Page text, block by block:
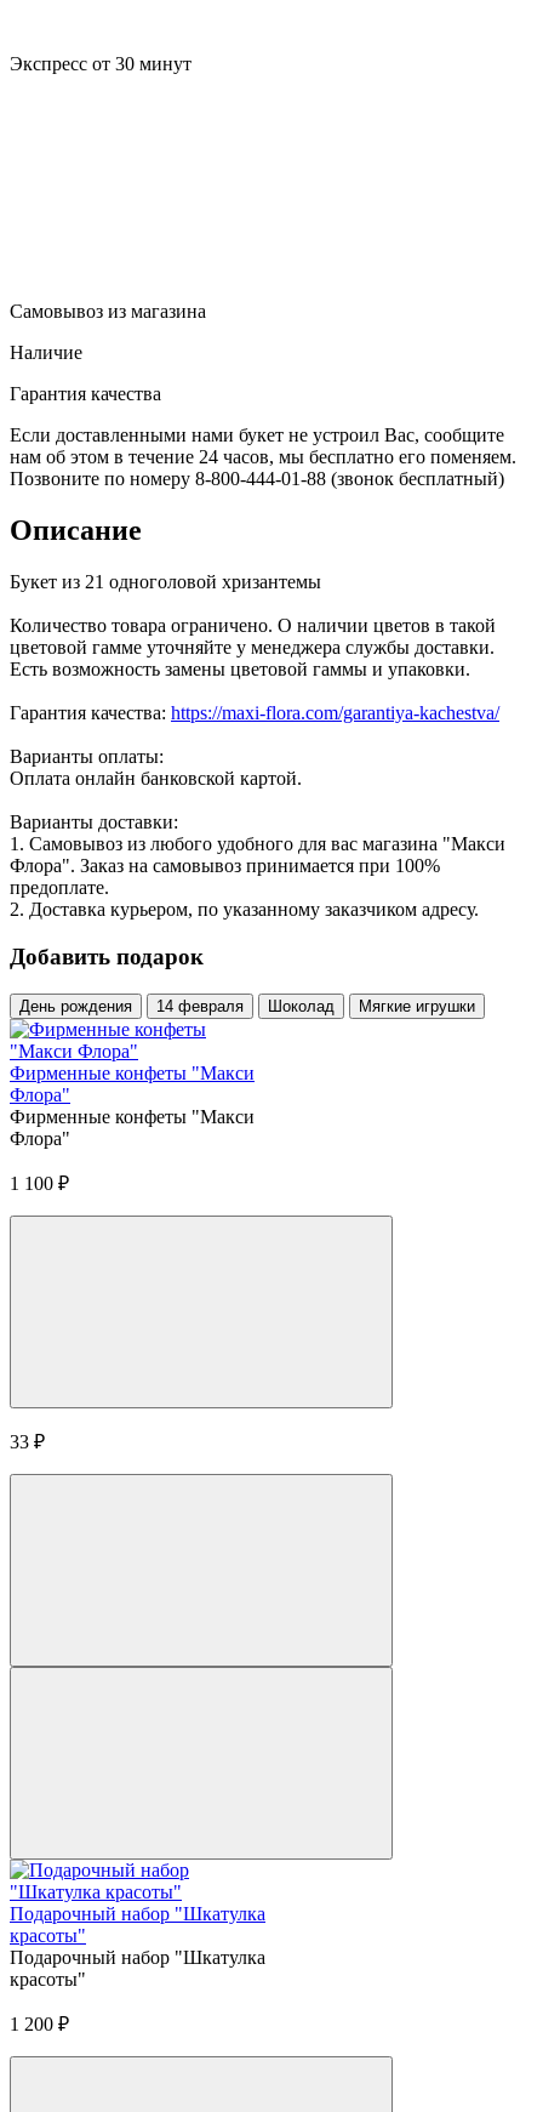
Экспресс от 30 минут
Самовывоз из магазина
Наличие
Гарантия качества
Если доставленными нами букет не устроил Вас, сообщите
нам об этом в течение 24 часов, мы бесплатно его поменяем.
Позвоните по номеру 8-800-444-01-88 (звонок бесплатный)
Описание
Букет из 21 одноголовой хризантемы
Количество товара ограничено. О наличии цветов в такой
цветовой гамме уточняйте у менеджера службы доставки.
Есть возможность замены цветовой гаммы и упаковки.
Гарантия качества: https://maxi-flora.com/garantiya-kachestva/
Варианты оплаты:
Оплата онлайн банковской картой.
Варианты доставки:
1. Самовывоз из любого удобного для вас магазина "Макси
Флора". Заказ на самовывоз принимается при 100%
предоплате.
2. Доставка курьером, по указанному заказчиком адресу.
Добавить подарок
День рождения 14 февраля Шоколад Мягкие игрушки
Фирменные конфеты "Макси
Флора"
Фирменные конфеты "Макси
Флора"
1 100 ₽
33 ₽
Подарочный набор "Шкатулка
красоты"
Подарочный набор "Шкатулка
красоты"
1 200 ₽